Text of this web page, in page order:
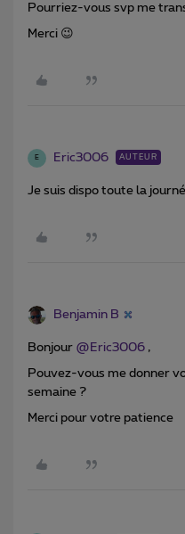
Pourriez-vous svp me
Merci 😉
E Eric3006 AUTEUR
Je suis dispo toute la
Benjamin B
Bonjour @Eric3006 ,
Pouvez-vous me donner
semaine ?
Merci pour votre patience